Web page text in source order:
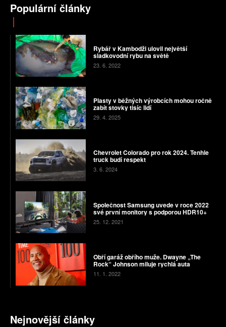
Populární články
Rybář v Kambodži ulovil největší
sladkovodní rybu na světě
23. 6. 2022
Plasty v běžných výrobcích mohou ročně
zabít stovky tisíc lidí
29. 4. 2025
Chevrolet Colorado pro rok 2024. Tenhle
truck budí respekt
3. 6. 2024
Společnost Samsung uvede v roce 2022
své první monitory s podporou HDR10+
25. 12. 2021
Obří garáž obřího muže. Dwayne „The
Rock“ Johnson miluje rychlá auta
11. 1. 2022
Nejnovější články